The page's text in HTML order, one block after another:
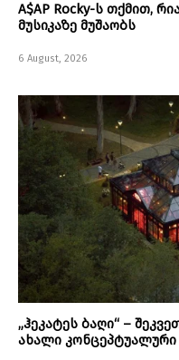
A$AP Rocky-ს თქმით,
მუსიკაზე მუშაობს
6 August, 2026
„ჰეკატეს ბაღი“ –
ახალი